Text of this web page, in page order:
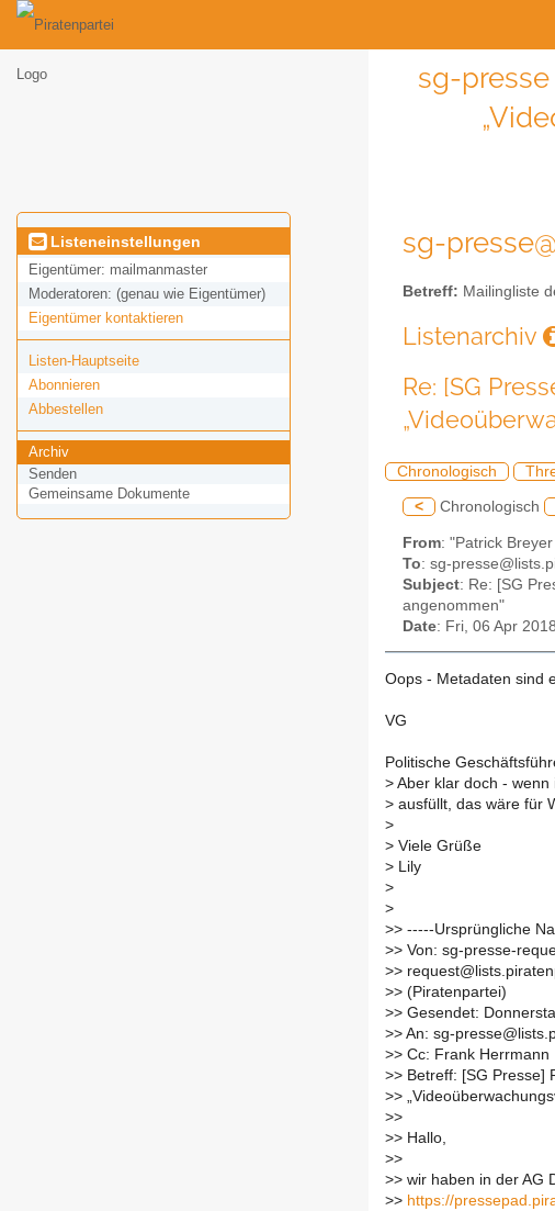
sg-
Listeneinstellungen
Eigentümer: mailmanmaster
Moderatoren: (genau wie Eigentümer)
Eigentümer kontaktieren
Listen-Hauptseite
Abonnieren
Abbestellen
Archiv
Senden
Gemeinsame Dokumente
sg-
Betreff: Mailingliste
Listenarchiv
Re: [SG
Chronologisch
< Chronologisch
From: "Patrick
To: sg-
Subject: Re: [SG
angenommen"
Date: Fri, 06 Apr
Oops - Metadaten sind
VG
Politische
> Aber klar doch -
> ausfüllt, das wäre für
>
> Viele Grüße
> Lily
>
>
>> -----Ursprüngliche
>> Von: sg-presse-
>>
>> (Piratenpartei)
>> Gesendet:
>> An: sg-
>> Cc: Frank Herrmann
>> Betreff: [SG Presse]
>>
>>
>> Hallo,
>>
>> wir haben in der AG
>> https://